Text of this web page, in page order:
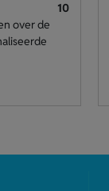
10
over de